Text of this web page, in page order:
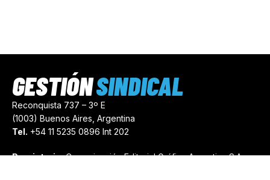
Reconquista 737 – 3º E
(1003) Buenos Aires, Argentina
Tel. +54 11 5235 0896 Int 202
Propietario:Comunicación Editorial Gráfica Argentina S.A.
GESTIÓNSINDICAL